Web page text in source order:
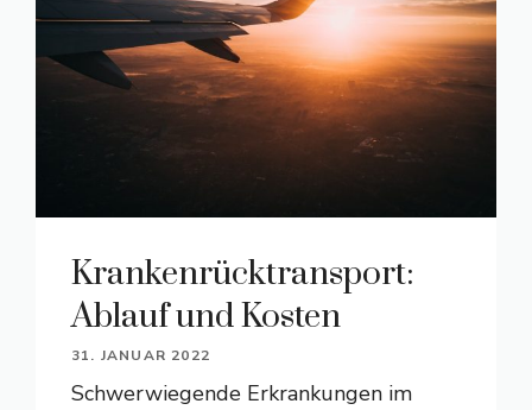
Krankenrücktransport:
Ablauf und Kosten
31. JANUAR 2022
Schwerwiegende Erkrankungen im